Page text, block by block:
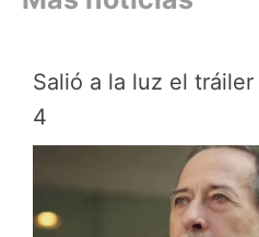
Salió a la luz el
4